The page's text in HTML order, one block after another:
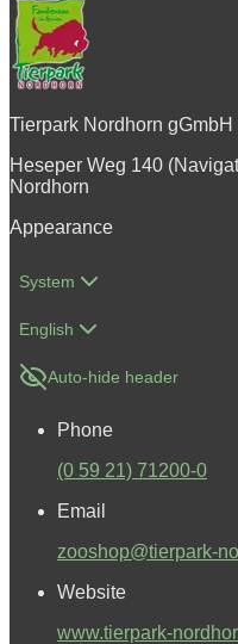
Tierpark Nordhorn gGmbH
Heseper Weg 140
Nordhorn
Appearance
System
English
Auto-hide header
Phone
(0 59 21) 71200-0
Email
zooshop@tierpark-
Website
www.tierpark-